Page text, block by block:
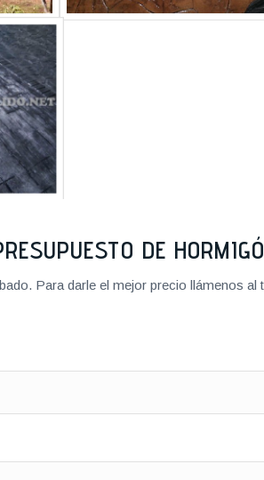
DE
Para darle el mejor precio llámenos